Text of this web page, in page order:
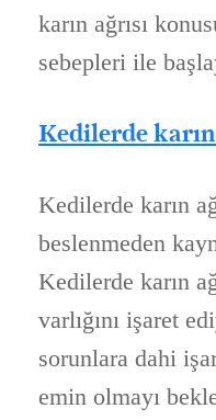
karın ağrısı
sebepleri ile
Kedilerde
Kedilerde karın
beslenmeden
Kedilerde karın
varlığını işaret
sorunlara dahi
emin olmayı